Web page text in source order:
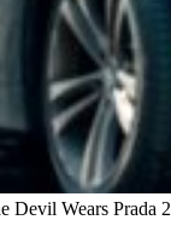
Devil Wears Prada 2